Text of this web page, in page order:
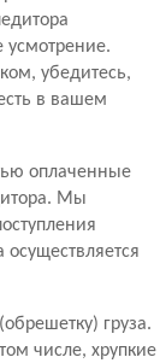
усмотрение.
убедитесь,
в вашем
оплаченные
Мы
груза.
числе, хрупкие